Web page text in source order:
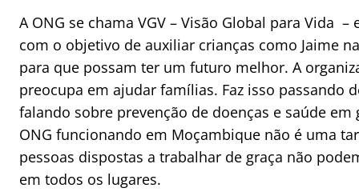
A ONG se chama VGV – Visão Global para Vida –
com o objetivo de auxiliar crianças como Jaime
para que possam ter um futuro melhor. A
preocupa em ajudar famílias. Faz isso passando
falando sobre prevenção de doenças e saúde em
ONG funcionando em Moçambique não é uma
pessoas dispostas a trabalhar de graça não
em todos os lugares.